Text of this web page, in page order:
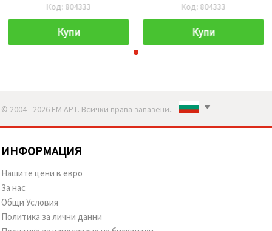
Код: 804333
Купи
Код: 804333
Купи
© 2004 - 2026 ЕМ АРТ. Всички права запазени..
ИНФОРМАЦИЯ
Нашите цени в евро
За нас
Общи Условия
Политика за лични данни